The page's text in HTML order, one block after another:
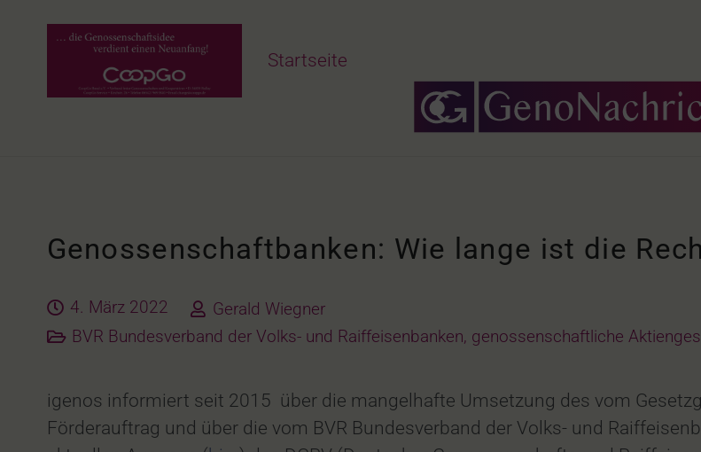
Startseite
Genossenschaftbanken: Wie lange ist die
4. März 2022
Gerald Wiegner
BVR Bundesverband der Volks- und Raiffeisenbanken, genossenschaftliche
igenos informiert seit 2015 über die mangelhafte Umsetzung des vom
Förderauftrag und über die vom BVR Bundesverband der Volks- und